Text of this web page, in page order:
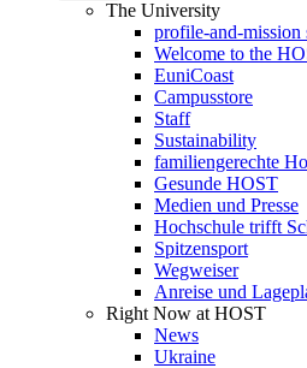
The University
profile-and-mission
Welcome to the
EuniCoast
Campusstore
Staff
Sustainability
familiengerechte
Gesunde HOST
Medien und Presse
Hochschule trifft
Spitzensport
Wegweiser
Anreise und
Right Now at HOST
News
Ukraine